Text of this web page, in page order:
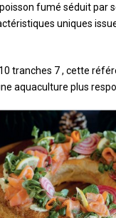
fumé séduit par
uniques
tranches 7 , cette
aquaculture plus